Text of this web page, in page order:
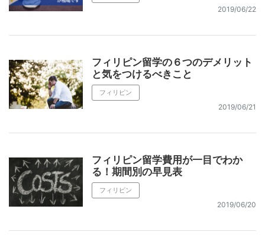
2019/06/22
フィリピン留学の６つのデメリット
と気をつけるべきこと
フィリピン
2019/06/21
フィリピン留学費用が一目でわか
る！期間別の早見表
フィリピン
2019/06/20